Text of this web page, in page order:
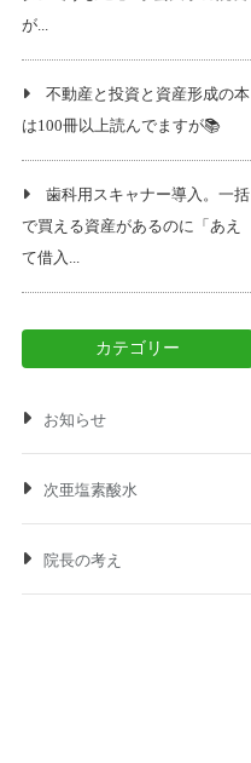
が...
不動産と投資と資産形成の本
は100冊以上読んでますが📚️
歯科用スキャナー導入。一括
で買える資産があるのに「あえ
て借入...
カテゴリー
お知らせ
次亜塩素酸水
院長の考え